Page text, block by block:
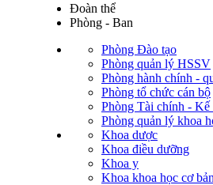
Đoàn thể
Phòng - Ban
Phòng Đào tạo
Phòng quản lý HSSV
Phòng hành chính -
Phòng tổ chức cán bộ
Phòng Tài chính - Kế
Phòng quản lý khoa
Khoa dược
Khoa điều dưỡng
Khoa y
Khoa khoa học cơ bản